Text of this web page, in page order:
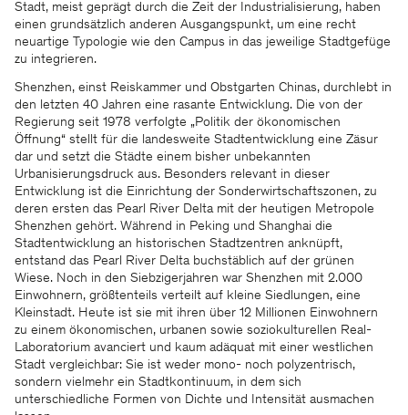
Stadt, meist geprägt durch die Zeit der Industrialisierung, haben
einen grundsätzlich anderen Ausgangspunkt, um eine recht
neuartige Typologie wie den Campus in das jeweilige Stadtgefüge
zu integrieren.
Shenzhen, einst Reiskammer und Obstgarten Chinas, durchlebt in
den letzten 40 Jahren eine rasante Entwicklung. Die von der
Regierung seit 1978 verfolgte „Politik der ökonomischen
Öffnung“ stellt für die landesweite Stadtentwicklung eine Zäsur
dar und setzt die Städte einem bisher unbekannten
Urbanisierungsdruck aus. Besonders relevant in dieser
Entwicklung ist die Einrichtung der Sonderwirtschaftszonen, zu
deren ersten das Pearl River Delta mit der heutigen Metropole
Shenzhen gehört. Während in Peking und Shanghai die
Stadtentwicklung an historischen Stadtzentren anknüpft,
entstand das Pearl River Delta buchstäblich auf der grünen
Wiese. Noch in den Siebzigerjahren war Shenzhen mit 2.000
Einwohnern, größtenteils verteilt auf kleine Siedlungen, eine
Kleinstadt. Heute ist sie mit ihren über 12 Millionen Einwohnern
zu einem ökonomischen, urbanen sowie soziokulturellen Real-
Laboratorium avanciert und kaum adäquat mit einer westlichen
Stadt vergleichbar: Sie ist weder mono- noch polyzentrisch,
sondern vielmehr ein Stadtkontinuum, in dem sich
unterschiedliche Formen von Dichte und Intensität ausmachen